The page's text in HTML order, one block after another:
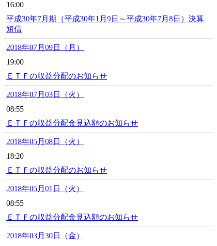
16:00
平成30年7月期（平成30年1月9日～平成30年7月8日）決算
短信
2018年07月09日（月）
19:00
ＥＴＦの収益分配のお知らせ
2018年07月03日（火）
08:55
ＥＴＦの収益分配金見込額のお知らせ
2018年05月08日（火）
18:20
ＥＴＦの収益分配のお知らせ
2018年05月01日（火）
08:55
ＥＴＦの収益分配金見込額のお知らせ
2018年03月30日（金）